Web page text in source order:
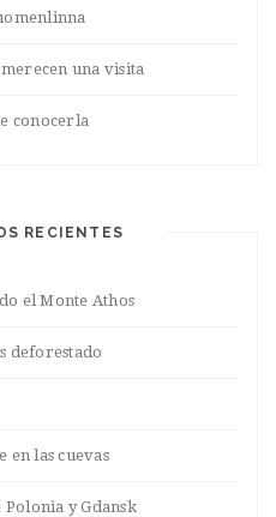
una visita
conocerla
RECIENTES
el Monte Athos
deforestado
en las cuevas
y Gdansk